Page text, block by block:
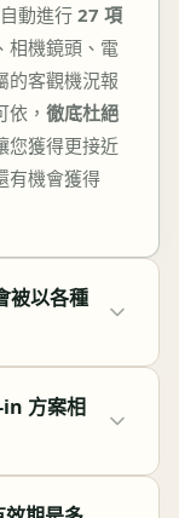
動進行 27 項
相機鏡頭、電
的客觀機況報
， 徹底杜絕
您獲得更接近
有機會獲得
被以各種
方案相